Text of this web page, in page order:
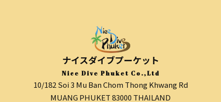
ナイスダイブプーケット
Nice Dive Phuket Co.,Ltd
10/182 Soi 3 Mu Ban Chom Thong Khwang Rd
MUANG PHUKET 83000 THAILAND